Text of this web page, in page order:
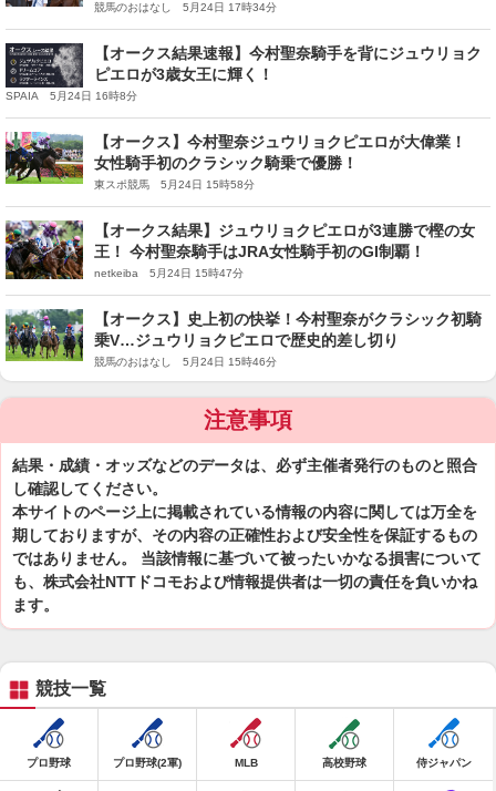
競馬のおはなし 5月24日 17時34分
【オークス結果速報】今村聖奈騎手を背にジュウリョク
ピエロが3歳女王に輝く！
SPAIA 5月24日 16時8分
【オークス】今村聖奈ジュウリョクピエロが大偉業！
女性騎手初のクラシック騎乗で優勝！
東スポ競馬 5月24日 15時58分
【オークス結果】ジュウリョクピエロが3連勝で樫の女
王！ 今村聖奈騎手はJRA女性騎手初のGI制覇！
netkeiba 5月24日 15時47分
【オークス】史上初の快挙！今村聖奈がクラシック初騎
乗V…ジュウリョクピエロで歴史的差し切り
競馬のおはなし 5月24日 15時46分
注意事項
結果・成績・オッズなどのデータは、必ず主催者発行のものと照合
し確認してください。
本サイトのページ上に掲載されている情報の内容に関しては万全を
期しておりますが、その内容の正確性および安全性を保証するもの
ではありません。 当該情報に基づいて被ったいかなる損害について
も、株式会社NTTドコモおよび情報提供者は一切の責任を負いかね
ます。
競技一覧
プロ野球 プロ野球(2軍) MLB 高校野球 侍ジャパン